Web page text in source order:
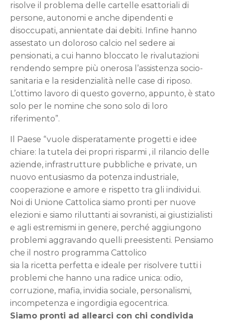
risolve il problema delle cartelle esattoriali di
persone, autonomi e anche dipendenti e
disoccupati, annientate dai debiti. Infine hanno
assestato un doloroso calcio nel sedere ai
pensionati, a cui hanno bloccato le rivalutazioni
rendendo sempre più onerosa l’assistenza socio-
sanitaria e la residenzialità nelle case di riposo.
L’ottimo lavoro di questo governo, appunto, è stato
solo per le nomine che sono solo di loro
riferimento”.
Il Paese “vuole disperatamente progetti e idee
chiare: la tutela dei propri risparmi , il rilancio delle
aziende, infrastrutture pubbliche e private, un
nuovo entusiasmo da potenza industriale,
cooperazione e amore e rispetto tra gli individui.
Noi di Unione Cattolica siamo pronti per nuove
elezioni e siamo riluttanti ai sovranisti, ai giustizialisti
e agli estremismi in genere, perché aggiungono
problemi aggravando quelli preesistenti. Pensiamo
che il nostro programma Cattolico
sia la ricetta perfetta e ideale per risolvere tutti i
problemi che hanno una radice unica: odio,
corruzione, mafia, invidia sociale, personalismi,
incompetenza e ingordigia egocentrica.
Siamo pronti ad allearci con chi condivida